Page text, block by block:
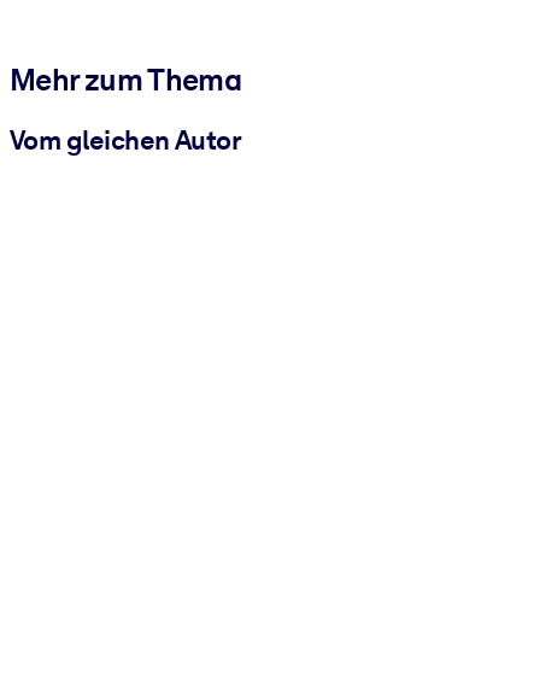
Mehr zum Thema
Vom gleichen Autor